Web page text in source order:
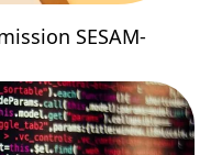
SESAM-